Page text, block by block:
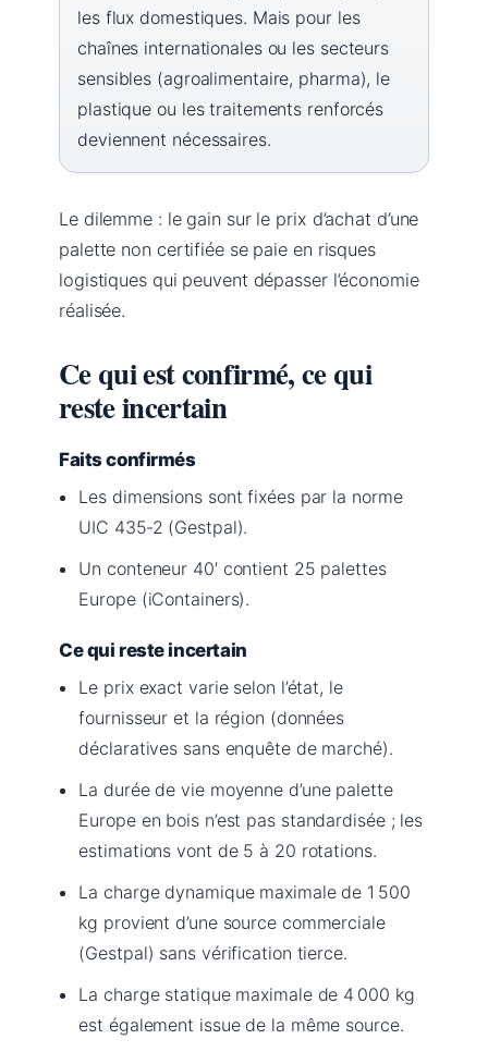
les flux domestiques. Mais pour les
chaînes internationales ou les secteurs
sensibles (agroalimentaire, pharma), le
plastique ou les traitements renforcés
deviennent nécessaires.
Le dilemme : le gain sur le prix d’achat d’une
palette non certifiée se paie en risques
logistiques qui peuvent dépasser l’économie
réalisée.
Ce qui est confirmé, ce qui
reste incertain
Faits confirmés
Les dimensions sont fixées par la norme
UIC 435‑2 (Gestpal).
Un conteneur 40′ contient 25 palettes
Europe (iContainers).
Ce qui reste incertain
Le prix exact varie selon l’état, le
fournisseur et la région (données
déclaratives sans enquête de marché).
La durée de vie moyenne d’une palette
Europe en bois n’est pas standardisée ; les
estimations vont de 5 à 20 rotations.
La charge dynamique maximale de 1 500
kg provient d’une source commerciale
(Gestpal) sans vérification tierce.
La charge statique maximale de 4 000 kg
est également issue de la même source.